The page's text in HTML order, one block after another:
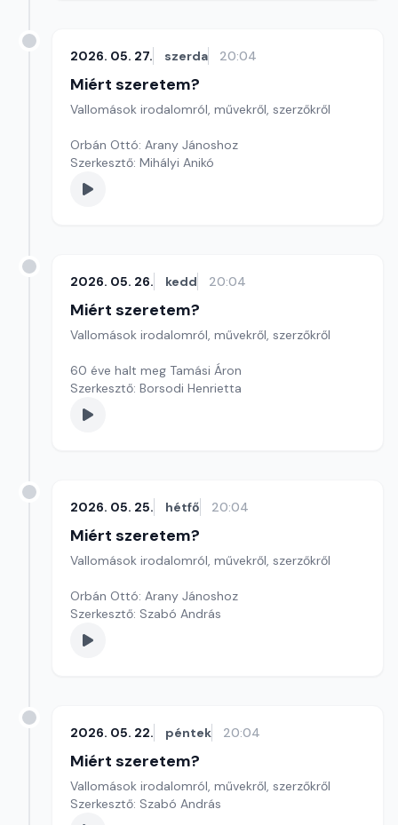
2026. 05. 27. szerda 20:04
Miért szeretem?
Vallomások irodalomról, művekről, szerzőkről
Orbán Ottó: Arany Jánoshoz
Szerkesztő: Mihályi Anikó
2026. 05. 26. kedd 20:04
Miért szeretem?
Vallomások irodalomról, művekről, szerzőkről
60 éve halt meg Tamási Áron
Szerkesztő: Borsodi Henrietta
2026. 05. 25. hétfő 20:04
Miért szeretem?
Vallomások irodalomról, művekről, szerzőkről
Orbán Ottó: Arany Jánoshoz
Szerkesztő: Szabó András
2026. 05. 22. péntek 20:04
Miért szeretem?
Vallomások irodalomról, művekről, szerzőkről
Szerkesztő: Szabó András